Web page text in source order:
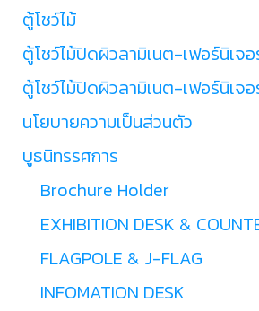
ตู้โชว์ไม้
ตู้โชว์ไม้ปิดผิวลามิเนต-เฟอร์นิเจ
ตู้โชว์ไม้ปิดผิวลามิเนต-เฟอร์นิเจ
นโยบายความเป็นส่วนตัว
บูธนิทรรศการ
Brochure Holder
EXHIBITION DESK &
FLAGPOLE & J-FLAG
INFOMATION DESK